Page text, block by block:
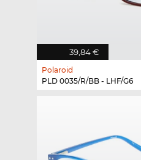
39,84 €
Polaroid
PLD 0035/R/BB - LHF/G6